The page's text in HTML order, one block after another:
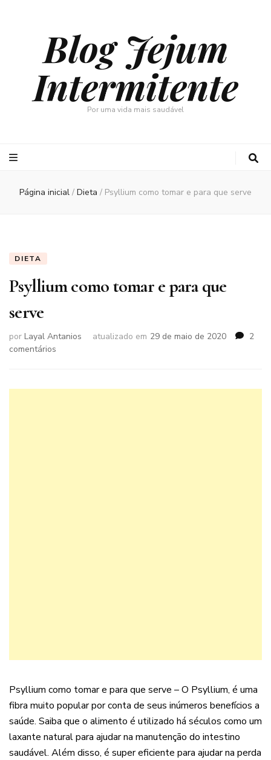
Blog Jejum
Intermitente
Por uma vida mais saudável
Página inicial / Dieta / Psyllium como tomar e para que serve
DIETA
Psyllium como tomar e para que
serve
por Layal Antanios atualizado em 29 de maio de 2020
2
comentários
tomar
Psyllium como tomar e para que serve – O Psyllium, é uma
fibra muito popular por conta de seus inúmeros benefícios a
saúde. Saiba que o alimento é utilizado há séculos como um
laxante natural para ajudar na manutenção do intestino
saudável. Além disso, é super eficiente para ajudar na perda